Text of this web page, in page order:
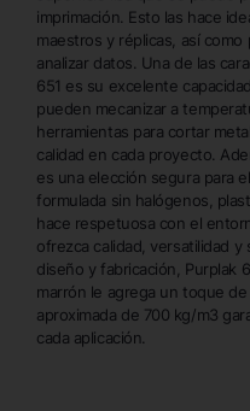
imprimación. Esto las hace
maestros y réplicas, así
analizar datos. Una de las
651 es su excelente
pueden mecanizar a
herramientas para cortar
calidad en cada proyecto.
es una elección segura para
formulada sin halógenos,
hace respetuosa con el
ofrezca calidad, versatilidad
diseño y fabricación, Purplak
marrón le agrega un toque
aproximada de 700 kg/m3
cada aplicación.